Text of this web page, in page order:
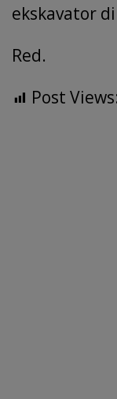
ekskavator
Red.
Post Views: